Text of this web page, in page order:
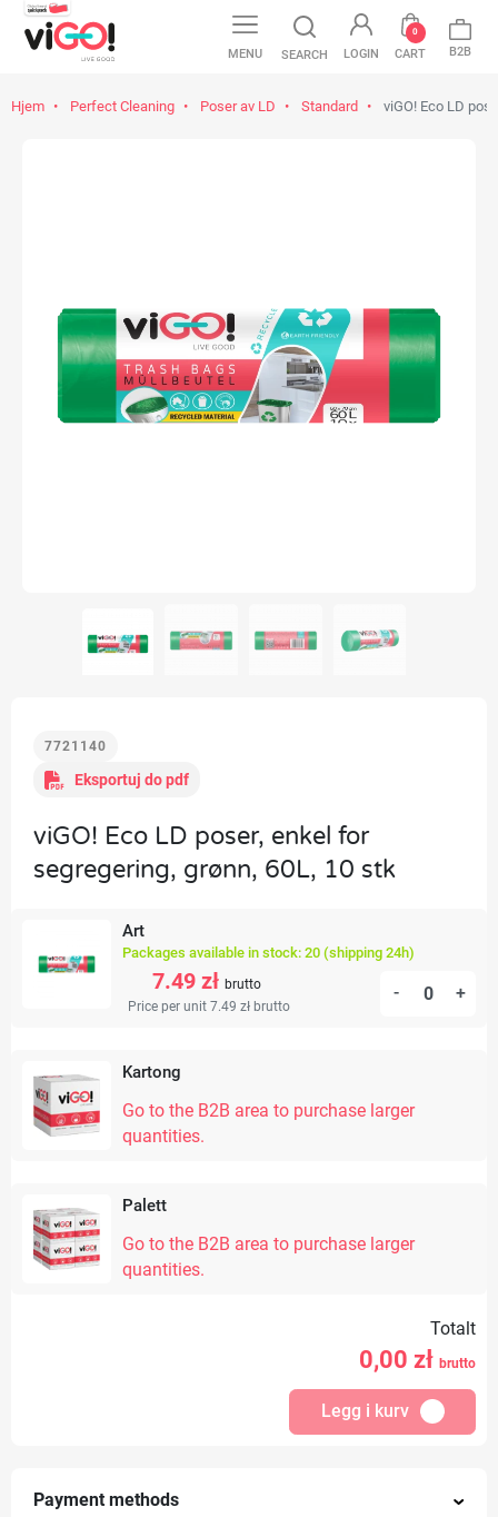
MENU SEARCH LOGIN CART
0
B2B
Hjem Perfect Cleaning Poser av LD Standard viGO! Eco LD
7721140
Eksportuj do pdf
viGO! Eco LD poser, enkel for
segregering, grønn, 60L, 10 stk
Art
Packages available in stock: 20 (shipping 24h)
7.49 zł brutto
Price per unit 7.49 zł brutto
- +
Kartong
Go to the B2B area to purchase larger
quantities.
Palett
Go to the B2B area to purchase larger
quantities.
Totalt
0,00 zł brutto
Legg i kurv
Payment methods